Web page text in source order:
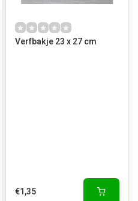
Verfbakje 23 x 27 cm
€1,35